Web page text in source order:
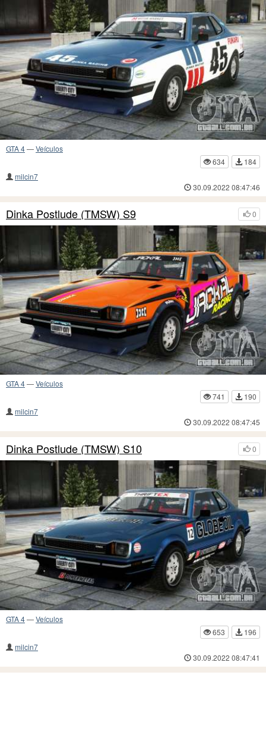
GTA 4—Veículos
634
184
milcin7
30.09.2022 08:47:46
0
Dinka Postlude (TMSW) S9
GTA 4—Veículos
741
190
milcin7
30.09.2022 08:47:45
0
Dinka Postlude (TMSW) S10
GTA 4—Veículos
653
196
milcin7
30.09.2022 08:47:41